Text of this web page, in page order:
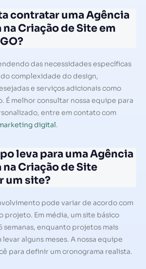
contratar uma Agência
Criação de Site em
das necessidades específicas
complexidade do design,
e serviços adicionais como
É melhor consultar nossa equipe para
entre em contato com
digital.
leva para uma Agência
Criação de Site
um site?
pode variar de acordo com
projeto. Em média, um site básico
semanas, enquanto projetos mais
alguns meses. A nossa equipe
para definir um cronograma realista.